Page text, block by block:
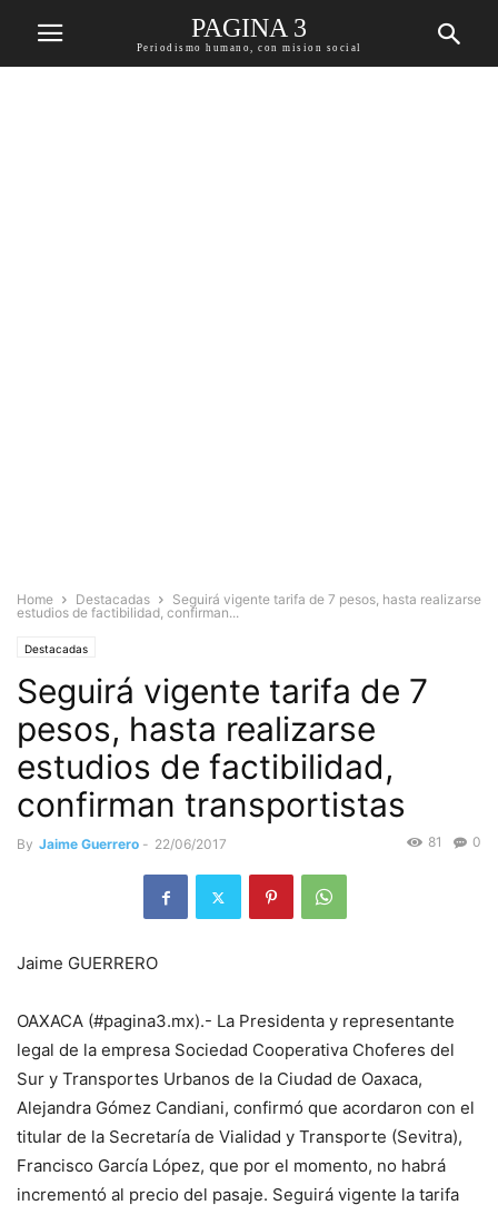
PAGINA 3
Periodismo humano, con mision social
Home Destacadas
Seguirá vigente tarifa de 7 pesos, hasta realizarse
estudios de factibilidad, confirman...
Destacadas
Seguirá vigente tarifa de 7
pesos, hasta realizarse
estudios de factibilidad,
confirman transportistas
By Jaime Guerrero - 22/06/2017 0
81
Jaime GUERRERO
OAXACA (#pagina3.mx).- La Presidenta y representante
legal de la empresa Sociedad Cooperativa Choferes del
Sur y Transportes Urbanos de la Ciudad de Oaxaca,
Alejandra Gómez Candiani, confirmó que acordaron con el
titular de la Secretaría de Vialidad y Transporte (Sevitra),
Francisco García López, que por el momento, no habrá
incrementó al precio del pasaje. Seguirá vigente la tarifa